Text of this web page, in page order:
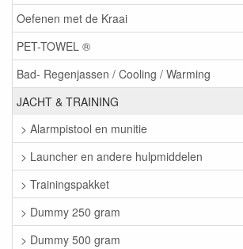
Oefenen met de Kraai
PET-TOWEL ®
Bad- Regenjassen / Cooling / Warming
JACHT & TRAINING
> Alarmpistool en munitie
> Launcher en andere hulpmiddelen
> Trainingspakket
> Dummy 250 gram
> Dummy 500 gram